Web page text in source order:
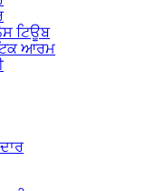
ਟਿਊਬ
ਆਰਮ